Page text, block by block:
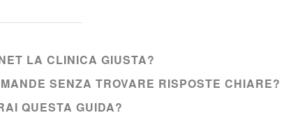
LA CLINICA GIUSTA?
SENZA TROVARE RISPOSTE CHIARE?
QUESTA GUIDA?